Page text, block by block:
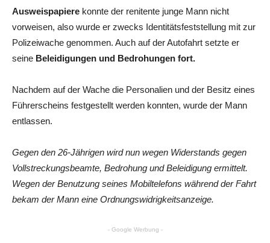
Ausweispapiere konnte der renitente junge Mann nicht
vorweisen, also wurde er zwecks Identitätsfeststellung mit zur
Polizeiwache genommen. Auch auf der Autofahrt setzte er
seine Beleidigungen und Bedrohungen fort.
Nachdem auf der Wache die Personalien und der Besitz eines
Führerscheins festgestellt werden konnten, wurde der Mann
entlassen.
Gegen den 26-Jährigen wird nun wegen Widerstands gegen
Vollstreckungsbeamte, Bedrohung und Beleidigung ermittelt.
Wegen der Benutzung seines Mobiltelefons während der Fahrt
bekam der Mann eine Ordnungswidrigkeitsanzeige.
- Google Werbung -